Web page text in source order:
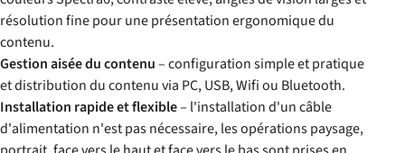
résolution fine pour une présentation ergonomique du
contenu.
Gestion aisée du contenu– configuration simple et pratique
et distribution du contenu via PC, USB, Wifi ou Bluetooth.
Installation rapide et flexible– l'installation d'un câble
d'alimentation n'est pas nécessaire, les opérations paysage,